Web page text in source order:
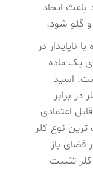
ایجاد
گلو شود.
در
یک ماده
اسید
برابر
اعتمادی
نوع کلر
فضای باز
تثبیت